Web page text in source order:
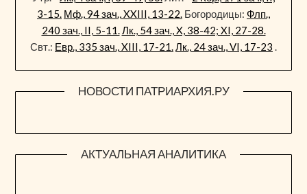
3-15. Мф., 94 зач., XXIII, 13-22. Богородицы: Флп.,
240 зач., II, 5-11.Лк., 54 зач., X, 38-42; XI, 27-28.
Свт.: Евр., 335 зач., XIII, 17-21.Лк., 24 зач., VI, 17-23 .
НОВОСТИ ПАТРИАРХИЯ.РУ
АКТУАЛЬНАЯ АНАЛИТИКА